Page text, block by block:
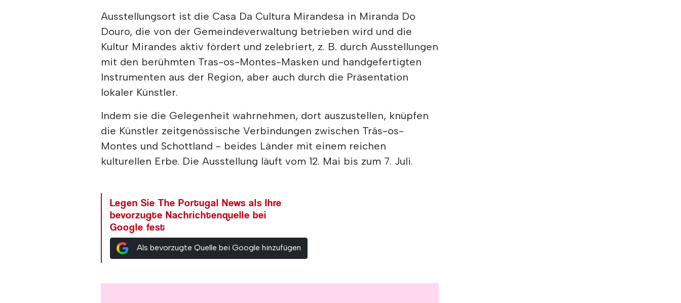
Ausstellungsort ist die Casa Da Cultura Mirandesa in Miranda Do
Douro, die von der Gemeindeverwaltung betrieben wird und die
Kultur Mirandes aktiv fördert und zelebriert, z. B. durch Ausstellungen
mit den berühmten Tras-os-Montes-Masken und handgefertigten
Instrumenten aus der Region, aber auch durch die Präsentation
lokaler Künstler.
Indem sie die Gelegenheit wahrnehmen, dort auszustellen, knüpfen
die Künstler zeitgenössische Verbindungen zwischen Trás-os-
Montes und Schottland - beides Länder mit einem reichen
kulturellen Erbe. Die Ausstellung läuft vom 12. Mai bis zum 7. Juli.
Legen Sie The Portugal News als Ihre
bevorzugte Nachrichtenquelle bei
Google fest
Als bevorzugte Quelle bei Google hinzufügen